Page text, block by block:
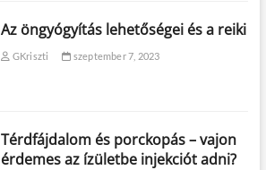
Az öngyógyítás lehetőségei és a reiki
GKriszti szeptember 7, 2023
Térdfájdalom és porckopás – vajon
érdemes az ízületbe injekciót adni?